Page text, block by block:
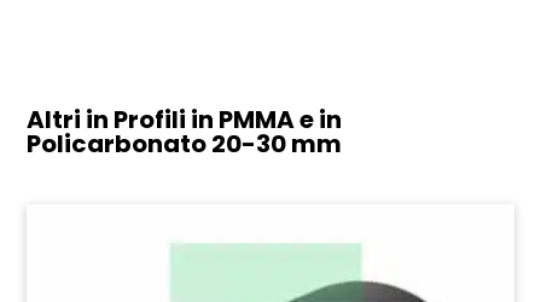
Altri in Profili in PMMA e in
Policarbonato20-30 mm